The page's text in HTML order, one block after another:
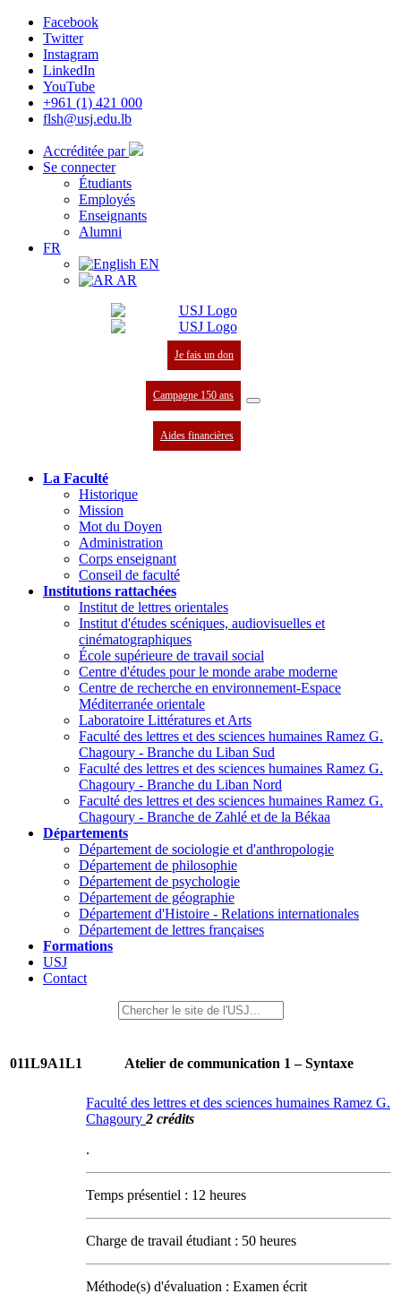
Facebook
Twitter
Instagram
LinkedIn
YouTube
+961 (1) 421 000
flsh@usj.edu.lb
Accréditée par
Se connecter
Étudiants
Employés
Enseignants
Alumni
FR
EN
AR
Je fais un don
Campagne 150 ans
Aides financières
La Faculté
Historique
Mission
Mot du Doyen
Administration
Corps enseignant
Conseil de faculté
Institutions rattachées
Institut de lettres orientales
Institut d'études scéniques, audiovisuelles et
cinématographiques
École supérieure de travail social
Centre d'études pour le monde arabe moderne
Centre de recherche en environnement-Espace
Méditerranée orientale
Laboratoire Littératures et Arts
Faculté des lettres et des sciences humaines Ramez G.
Chagoury - Branche du Liban Sud
Faculté des lettres et des sciences humaines Ramez G.
Chagoury - Branche du Liban Nord
Faculté des lettres et des sciences humaines Ramez G.
Chagoury - Branche de Zahlé et de la Békaa
Départements
Département de sociologie et d'anthropologie
Département de philosophie
Département de psychologie
Département de géographie
Département d'Histoire - Relations internationales
Département de lettres françaises
Formations
USJ
Contact
011L9A1L1 Atelier de communication 1 – Syntaxe
Faculté des lettres et des sciences humaines Ramez G.
Chagoury 2 crédits
.
Temps présentiel : 12 heures
Charge de travail étudiant : 50 heures
Méthode(s) d'évaluation : Examen écrit